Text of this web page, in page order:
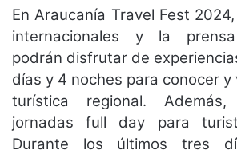
En Araucanía Travel Fest
internacionales y la prensa
podrán disfrutar de
días y 4 noches para conocer
turística regional.
jornadas full day para
Durante los últimos tres